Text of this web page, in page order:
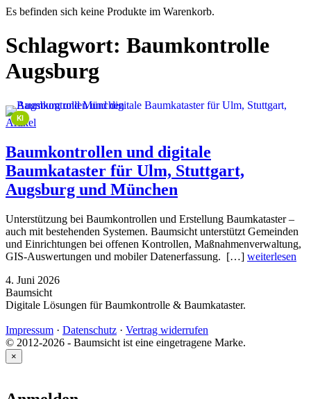
Es befinden sich keine Produkte im Warenkorb.
Schlagwort: Baumkontrolle
Augsburg
This image is AI-generated or manipulated, disclosed under Article 50(4) of the EU AI Act.
KI
Artikel
Baumkontrollen und digitale
Baumkataster für Ulm, Stuttgart,
Augsburg und München
Unterstützung bei Baumkontrollen und Erstellung Baumkataster –
auch mit bestehenden Systemen. Baumsicht unterstützt Gemeinden
und Einrichtungen bei offenen Kontrollen, Maßnahmenverwaltung,
GIS-Auswertungen und mobiler Datenerfassung. […] weiterlesen
4. Juni 2026
Baumsicht
Digitale Lösungen für Baumkontrolle & Baumkataster.
Impressum · Datenschutz · Vertrag widerrufen
© 2012-2026 - Baumsicht ist eine eingetragene Marke.
×